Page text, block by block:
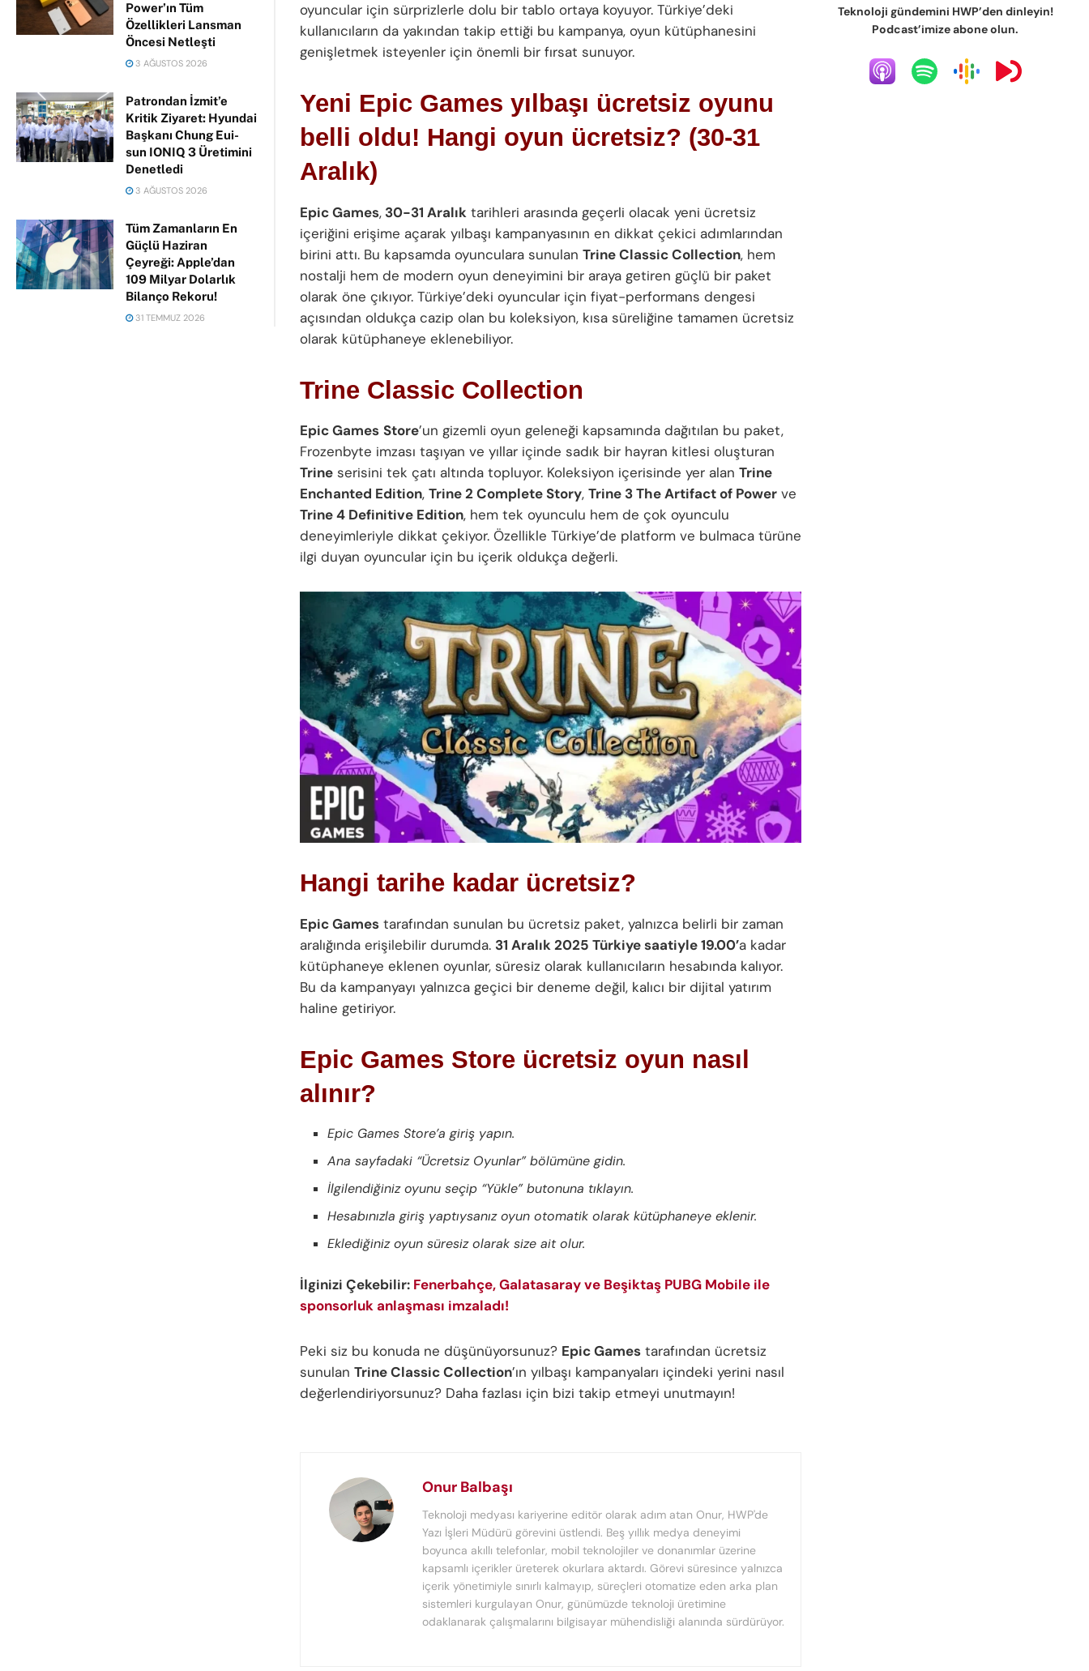
Power’ın Tüm
Özellikleri Lansman
Öncesi Netleşti
3 AĞUSTOS 2026
Patrondan İzmit’e
Kritik Ziyaret: Hyundai
Başkanı Chung Eui-
sun IONIQ 3 Üretimini
Denetledi
3 AĞUSTOS 2026
Tüm Zamanların En
Güçlü Haziran
Çeyreği: Apple’dan
109 Milyar Dolarlık
Bilanço Rekoru!
31 TEMMUZ 2026
oyuncular için sürprizlerle dolu bir tablo ortaya koyuyor. Türkiye’deki
kullanıcıların da yakından takip ettiği bu kampanya, oyun kütüphanesini
genişletmek isteyenler için önemli bir fırsat sunuyor.
Yeni Epic Games yılbaşı ücretsiz oyunu
belli oldu! Hangi oyun ücretsiz? (30-31
Aralık)
Epic Games, 30-31 Aralık tarihleri arasında geçerli olacak yeni ücretsiz
içeriğini erişime açarak yılbaşı kampanyasının en dikkat çekici adımlarından
birini attı. Bu kapsamda oyunculara sunulan Trine Classic Collection, hem
nostalji hem de modern oyun deneyimini bir araya getiren güçlü bir paket
olarak öne çıkıyor. Türkiye’deki oyuncular için fiyat-performans dengesi
açısından oldukça cazip olan bu koleksiyon, kısa süreliğine tamamen ücretsiz
olarak kütüphaneye eklenebiliyor.
Trine Classic Collection
Epic Games Store’un gizemli oyun geleneği kapsamında dağıtılan bu paket,
Frozenbyte imzası taşıyan ve yıllar içinde sadık bir hayran kitlesi oluşturan
Trine serisini tek çatı altında topluyor. Koleksiyon içerisinde yer alan Trine
Enchanted Edition, Trine 2 Complete Story, Trine 3 The Artifact of Power ve
Trine 4 Definitive Edition, hem tek oyunculu hem de çok oyunculu
deneyimleriyle dikkat çekiyor. Özellikle Türkiye’de platform ve bulmaca türüne
ilgi duyan oyuncular için bu içerik oldukça değerli.
Hangi tarihe kadar ücretsiz?
Epic Games tarafından sunulan bu ücretsiz paket, yalnızca belirli bir zaman
aralığında erişilebilir durumda. 31 Aralık 2025 Türkiye saatiyle 19.00’a kadar
kütüphaneye eklenen oyunlar, süresiz olarak kullanıcıların hesabında kalıyor.
Bu da kampanyayı yalnızca geçici bir deneme değil, kalıcı bir dijital yatırım
haline getiriyor.
Epic Games Store ücretsiz oyun nasıl
alınır?
Epic Games Store’a giriş yapın.
Ana sayfadaki “Ücretsiz Oyunlar” bölümüne gidin.
İlgilendiğiniz oyunu seçip “Yükle” butonuna tıklayın.
Hesabınızla giriş yaptıysanız oyun otomatik olarak kütüphaneye eklenir.
Eklediğiniz oyun süresiz olarak size ait olur.
İlginizi Çekebilir: Fenerbahçe, Galatasaray ve Beşiktaş PUBG Mobile ile
sponsorluk anlaşması imzaladı!
Peki siz bu konuda ne düşünüyorsunuz? Epic Games tarafından ücretsiz
sunulan Trine Classic Collection’ın yılbaşı kampanyaları içindeki yerini nasıl
değerlendiriyorsunuz? Daha fazlası için bizi takip etmeyi unutmayın!
Onur Balbaşı
Teknoloji medyası kariyerine editör olarak adım atan Onur, HWP'de
Yazı İşleri Müdürü görevini üstlendi. Beş yıllık medya deneyimi
boyunca akıllı telefonlar, mobil teknolojiler ve donanımlar üzerine
kapsamlı içerikler üreterek okurlara aktardı. Görevi süresince yalnızca
içerik yönetimiyle sınırlı kalmayıp, süreçleri otomatize eden arka plan
sistemleri kurgulayan Onur, günümüzde teknoloji üretimine
odaklanarak çalışmalarını bilgisayar mühendisliği alanında sürdürüyor.
Teknoloji gündemini HWP’den dinleyin!
Podcast’imize abone olun.